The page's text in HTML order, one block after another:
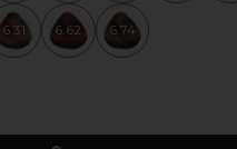
6.31 6.62 6.74